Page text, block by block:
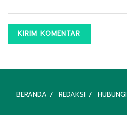
BERANDA REDAKSI